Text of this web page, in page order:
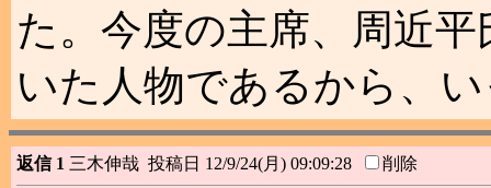
た。今度の主席、周近
いた人物であるから、
返信 1 三木伸哉 投稿日 12/9/24(月) 09:09:28 削除